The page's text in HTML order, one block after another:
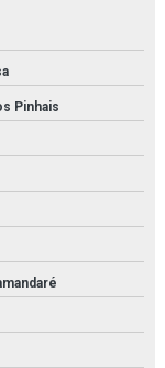
Pinhais